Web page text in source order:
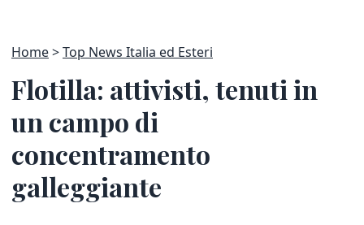
Home Top News Italia ed Esteri
Flotilla: attivisti, tenuti in
un campo di
concentramento
galleggiante